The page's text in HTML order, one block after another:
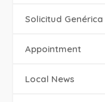
Solicitud
Appointment
Local News